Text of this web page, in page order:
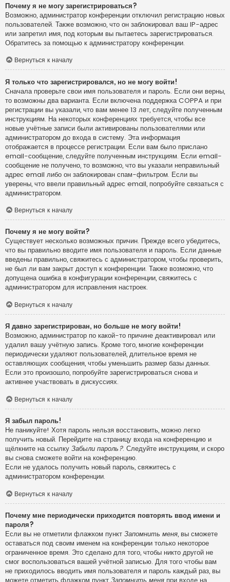
Почему я не могу зарегистрироваться?
Возможно, администратор конференции отключил регистрацию новых
пользователей. Также возможно, что он заблокировал ваш IP-адрес
или запретил имя, под которым вы пытаетесь зарегистрироваться.
Обратитесь за помощью к администратору конференции.
Вернуться к началу
Я только что зарегистрировался, но не могу войти!
Сначала проверьте свои имя пользователя и пароль. Если они верны,
то возможны два варианта. Если включена поддержка COPPA и при
регистрации вы указали, что вам менее 13 лет, следуйте полученным
инструкциям. На некоторых конференциях требуется, чтобы все
новые учётные записи были активированы пользователями или
администратором до входа в систему. Эта информация
отображается в процессе регистрации. Если вам было прислано
email-сообщение, следуйте полученным инструкциям. Если email-
сообщение не получено, то возможно, что вы указали неправильный
адрес email либо он заблокирован спам-фильтром. Если вы
уверены, что ввели правильный адрес email, попробуйте связаться с
администратором.
Вернуться к началу
Почему я не могу войти?
Существует несколько возможных причин. Прежде всего убедитесь,
что вы правильно вводите имя пользователя и пароль. Если данные
введены правильно, свяжитесь с администратором, чтобы проверить,
не был ли вам закрыт доступ к конференции. Также возможно, что
допущена ошибка в конфигурации конференции, свяжитесь с
администратором для исправления настроек.
Вернуться к началу
Я давно зарегистрирован, но больше не могу войти!
Возможно, администратор по какой-то причине деактивировал или
удалил вашу учётную запись. Кроме того, многие конференции
периодически удаляют пользователей, длительное время не
оставляющих сообщения, чтобы уменьшить размер базы данных.
Если это произошло, попробуйте зарегистрироваться снова и
активнее участвовать в дискуссиях.
Вернуться к началу
Я забыл пароль!
Не паникуйте! Хотя пароль нельзя восстановить, можно легко
получить новый. Перейдите на страницу входа на конференцию и
щёлкните на ссылку Забыли пароль?. Следуйте инструкциям, и скоро
вы снова сможете войти на конференцию.
Если не удалось получить новый пароль, свяжитесь с
администратором конференции.
Вернуться к началу
Почему мне периодически приходится повторять ввод имени и
пароля?
Если вы не отметили флажком пункт Запомнить меня, вы сможете
оставаться под своим именем на конференции только некоторое
ограниченное время. Это сделано для того, чтобы никто другой не
смог воспользоваться вашей учётной записью. Для того чтобы вам
не приходилось вводить имя пользователя и пароль каждый раз, вы